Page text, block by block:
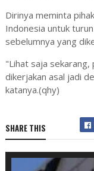
Dirinya meminta
Indonesia untuk
sebelumnya yang
"Lihat saja
dikerjakan asal jadi
katanya.(qhy)
SHARE THIS